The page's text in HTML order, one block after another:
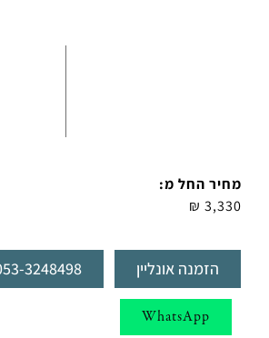
מחיר החל מ:
3,330 ₪
הזמנה אונליין 3248498
WhatsApp